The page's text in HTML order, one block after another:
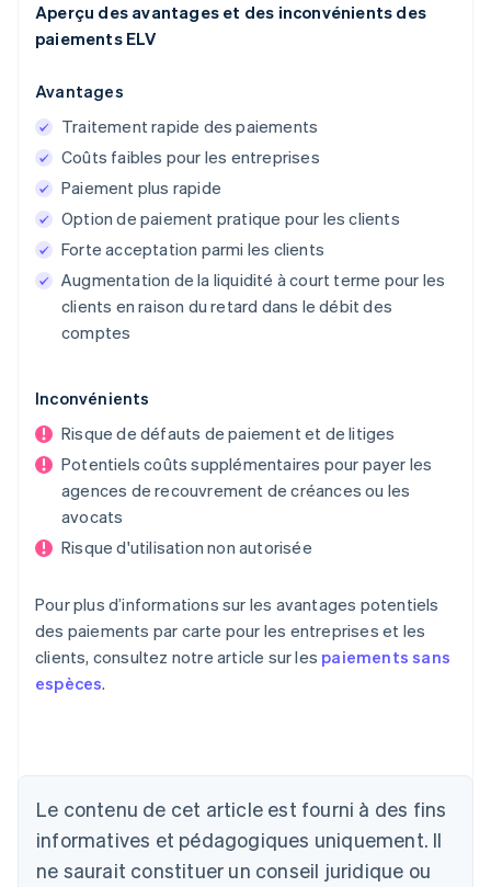
Aperçu des avantages et des inconvénients des
paiements ELV
Avantages
Traitement rapide des paiements
Coûts faibles pour les entreprises
Paiement plus rapide
Option de paiement pratique pour les clients
Forte acceptation parmi les clients
Augmentation de la liquidité à court terme pour les
clients en raison du retard dans le débit des
comptes
Inconvénients
Risque de défauts de paiement et de litiges
Potentiels coûts supplémentaires pour payer les
agences de recouvrement de créances ou les
avocats
Risque d'utilisation non autorisée
Pour plus d’informations sur les avantages potentiels
des paiements par carte pour les entreprises et les
clients, consultez notre article sur les paiements sans
espèces.
Le contenu de cet article est fourni à des fins
informatives et pédagogiques uniquement. Il
ne saurait constituer un conseil juridique ou
DeutschEnglish
Australie
English
Autriche
DeutschEnglish